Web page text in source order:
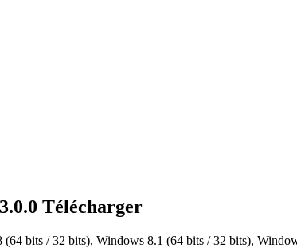
Télécharger
bits / 32 bits), Windows 8.1 (64 bits / 32 bits),